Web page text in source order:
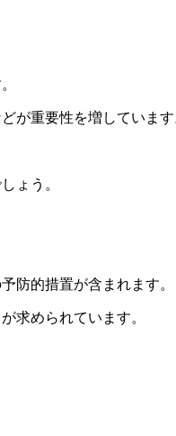
が重要性を増しています
ょう。
防的措置が含まれます。
求められています。